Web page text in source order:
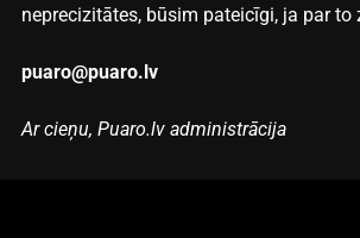
neprecizitātes, būsim pateicīgi, ja par to
puaro@puaro.lv
Ar cieņu, Puaro.lv administrācija